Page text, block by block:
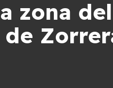
zona del
de